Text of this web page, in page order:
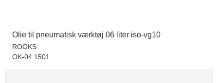
Olie til pneumatisk værktøj 06 liter iso-vg10
ROOKS
OK-04.1501